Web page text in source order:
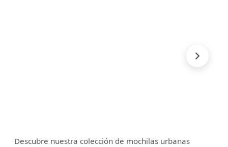
Descubre nuestra colección de mochilas urbanas